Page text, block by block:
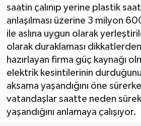
saatin çalınıp yerine plastik saat
anlaşılması üzerine 3 milyon
ile aslına uygun olarak
olarak duraklaması
hazırlayan firma güç kaynağı
elektrik kesintilerinin
aksama yaşandığını öne
vatandaşlar saatte neden
yaşandığını anlamaya çalışıyor.